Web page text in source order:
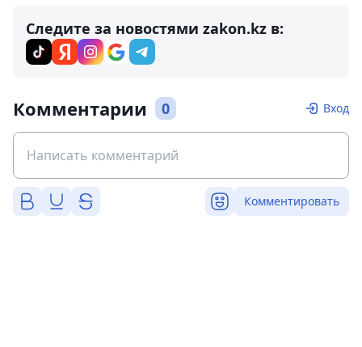
Следите за новостями zakon.kz в:
Комментарии 0 Вход
Комментировать